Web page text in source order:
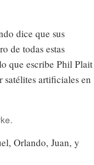
dice que sus
de todas estas
que escribe Phil Plait
satélites artificiales en
Orlando, Juan, y